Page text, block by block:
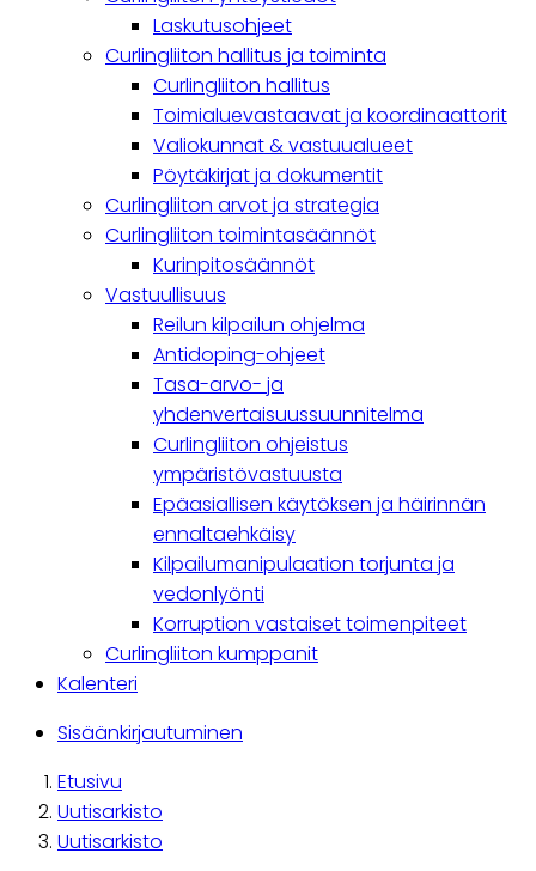
navigation
Laskutusohjeet
Curlingliiton hallitus ja toiminta
Curlingliiton hallitus
Toimialuevastaavat ja koordinaattorit
Valiokunnat & vastuualueet
Pöytäkirjat ja dokumentit
Curlingliiton arvot ja strategia
Curlingliiton toimintasäännöt
Kurinpitosäännöt
Vastuullisuus
Reilun kilpailun ohjelma
Antidoping-ohjeet
Tasa-arvo- ja
yhdenvertaisuussuunnitelma
Curlingliiton ohjeistus
ympäristövastuusta
Epäasiallisen käytöksen ja häirinnän
ennaltaehkäisy
Kilpailumanipulaation torjunta ja
vedonlyönti
Korruption vastaiset toimenpiteet
Curlingliiton kumppanit
Kalenteri
Käyttäjävalikko
Sisäänkirjautuminen
Breadcrumb
Etusivu
Uutisarkisto
Uutisarkisto